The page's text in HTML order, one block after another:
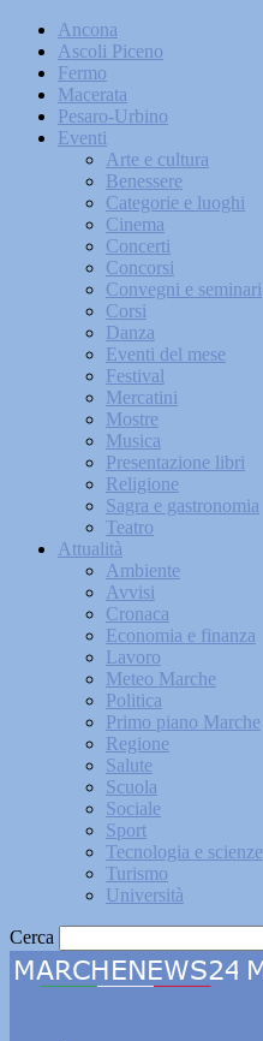
Ancona
Ascoli Piceno
Fermo
Macerata
Pesaro-Urbino
Eventi
Arte e cultura
Benessere
Categorie e luoghi
Cinema
Concerti
Concorsi
Convegni e seminari
Corsi
Danza
Eventi del mese
Festival
Mercatini
Mostre
Musica
Presentazione libri
Religione
Sagra e gastronomia
Teatro
Attualità
Ambiente
Avvisi
Cronaca
Economia e finanza
Lavoro
Meteo Marche
Politica
Primo piano Marche
Regione
Salute
Scuola
Sociale
Sport
Tecnologia e scienze
Turismo
Università
Cerca